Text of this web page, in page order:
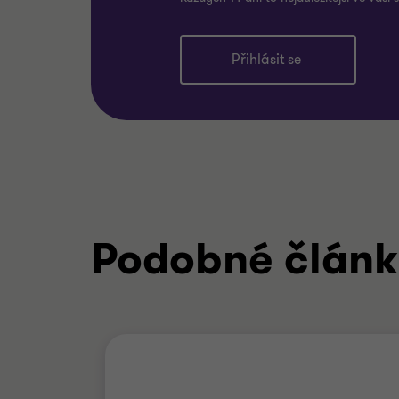
Přihlásit se
Podobné